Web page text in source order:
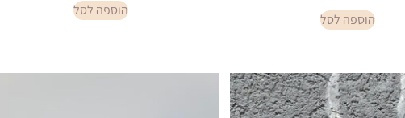
הוספה לסל
הוספה לסל